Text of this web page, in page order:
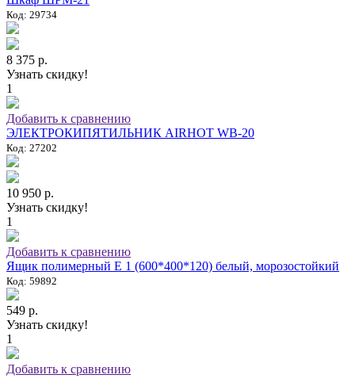
Код: 29734
8 375 р.
Узнать скидку!
1
Добавить к сравнению
ЭЛЕКТРОКИПЯТИЛЬНИК AIRHOT WB-20
Код: 27202
10 950 р.
Узнать скидку!
1
Добавить к сравнению
Ящик полимерный E 1 (600*400*120) белый, морозостойкий
Код: 59892
549 р.
Узнать скидку!
1
Добавить к сравнению